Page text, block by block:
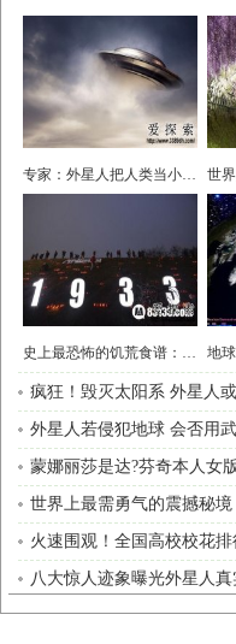
专家：外星人把人类当小白鼠
疯狂！毁灭太阳系 外星人
外星人若侵犯地球 会否用
世界上最需勇气的震撼秘
火速围观！全国高校校花
八大惊人迹象曝光外星人